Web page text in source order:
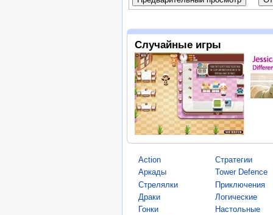
Случайные игры
Action
Аркады
Стрелялки
Драки
Гонки
Стратегии
Tower Defence
Приключения
Логические
Настольные